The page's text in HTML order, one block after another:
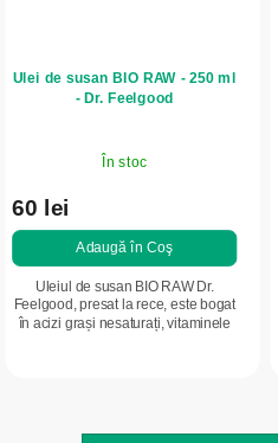
Ulei de susan BIO RAW - 250 ml
- Dr. Feelgood
În stoc
60 lei
Adaugă în Coş
Uleiul de susan BIO RAW Dr.
Feelgood, presat la rece, este bogat
în acizi grași nesaturați, vitaminele